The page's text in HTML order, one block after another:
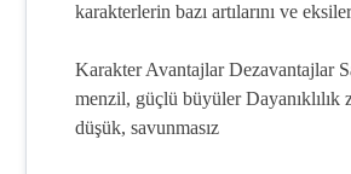
karakterlerin bazı artılarını ve
Karakter Avantajlar Dezavantajlar
menzil, güçlü büyüler Dayanıklılık
düşük, savunmasız